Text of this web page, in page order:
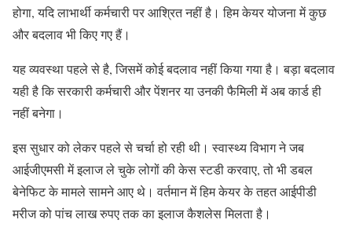
होगा, यदि लाभार्थी कर्मचारी पर आश्रित नहीं है। हिम केयर योजना में कुछ
और बदलाव भी किए गए हैं।
यह व्यवस्था पहले से है, जिसमें कोई बदलाव नहीं किया गया है। बड़ा बदलाव
यही है कि सरकारी कर्मचारी और पेंशनर या उनकी फैमिली में अब कार्ड ही
नहीं बनेगा।
इस सुधार को लेकर पहले से चर्चा हो रही थी। स्वास्थ्य विभाग ने जब
आईजीएमसी में इलाज ले चुके लोगों की केस स्टडी करवाए, तो भी डबल
बेनेफिट के मामले सामने आए थे। वर्तमान में हिम केयर के तहत आईपीडी
मरीज को पांच लाख रुपए तक का इलाज कैशलेस मिलता है।